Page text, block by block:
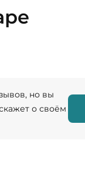
но вы
о своём